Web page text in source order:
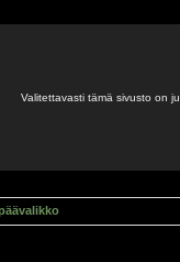
Valitettavasti tämä sivusto on